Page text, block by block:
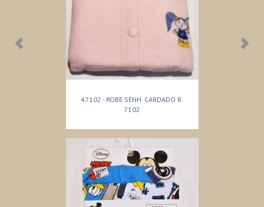
47102 - ROBE SENH. CARDADO R.
7102